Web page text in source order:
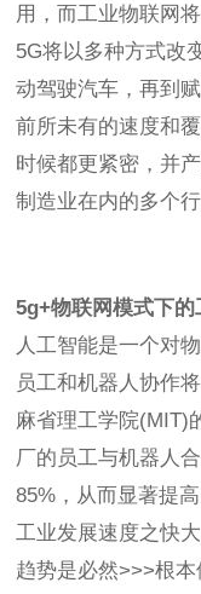
用，而工业物联网
5G将以多种方式改
动驾驶汽车，再到
前所未有的速度和
时候都更紧密，并
制造业在内的多个行
5g+物联网模式下
人工智能是一个对
员工和机器人协作
麻省理工学院(MIT)
厂的员工与机器人
85%，从而显著提高
工业发展速度之快
趋势是必然>>>根